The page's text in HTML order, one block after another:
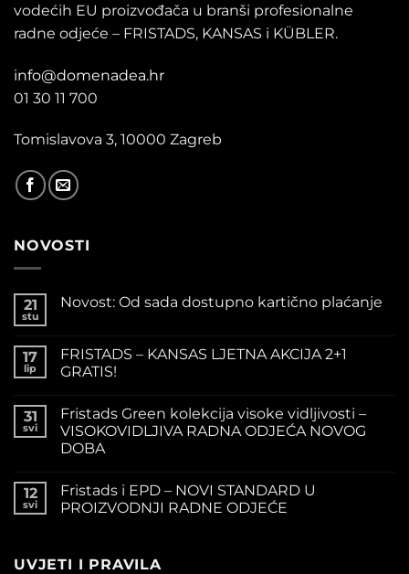
vodećih EU proizvođača u branši profesionalne
radne odjeće – FRISTADS, KANSAS i KÜBLER.
info@domenadea.hr
01 30 11 700
Tomislavova 3, 10000 Zagreb
NOVOSTI
21
stu
Novost: Od sada dostupno kartično plaćanje
17
lip
FRISTADS – KANSAS LJETNA AKCIJA 2+1
GRATIS!
31
svi
Fristads Green kolekcija visoke vidljivosti –
VISOKOVIDLJIVA RADNA ODJEĆA NOVOG
DOBA
12
svi
Fristads i EPD – NOVI STANDARD U
PROIZVODNJI RADNE ODJEĆE
UVJETI I PRAVILA